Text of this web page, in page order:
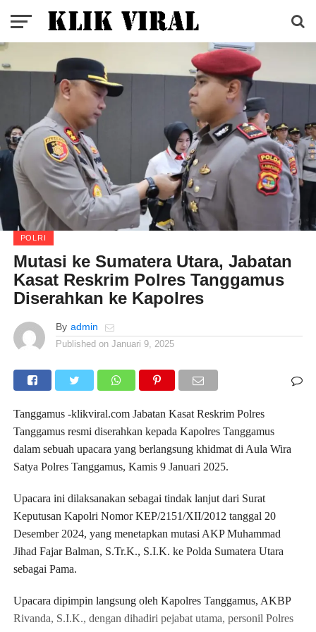
POLRI
Mutasi ke Sumatera Utara, Jabatan
Kasat Reskrim Polres Tanggamus
Diserahkan ke Kapolres
By admin
Published on Januari 9, 2025
Tanggamus -klikviral.com Jabatan Kasat Reskrim Polres
Tanggamus resmi diserahkan kepada Kapolres Tanggamus
dalam sebuah upacara yang berlangsung khidmat di Aula Wira
Satya Polres Tanggamus, Kamis 9 Januari 2025.
Upacara ini dilaksanakan sebagai tindak lanjut dari Surat
Keputusan Kapolri Nomor KEP/2151/XII/2012 tanggal 20
Desember 2024, yang menetapkan mutasi AKP Muhammad
Jihad Fajar Balman, S.Tr.K., S.I.K. ke Polda Sumatera Utara
sebagai Pama.
Upacara dipimpin langsung oleh Kapolres Tanggamus, AKBP
Rivanda, S.I.K., dengan dihadiri pejabat utama, personil Polres